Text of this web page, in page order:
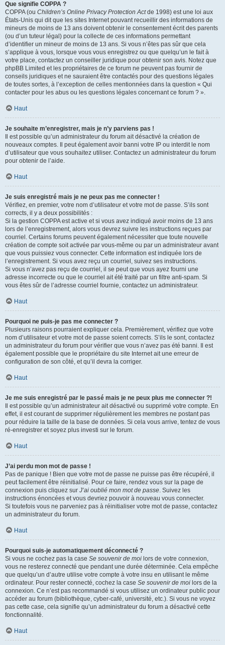
Que signifie COPPA ?
COPPA (ou Children’s Online Privacy Protection Actde 1998) est une loi aux
États-Unis qui dit que les sites Internet pouvant recueillir des informations de
mineurs de moins de 13 ans doivent obtenir le consentement écrit des parents
(ou d’un tuteur légal) pour la collecte de ces informations permettant
d’identifier un mineur de moins de 13 ans. Si vous n’êtes pas sûr que cela
s’applique à vous, lorsque vous vous enregistrez ou que quelqu’un le fait à
votre place, contactez un conseiller juridique pour obtenir son avis. Notez que
phpBB Limited et les propriétaires de ce forum ne peuvent pas fournir de
conseils juridiques et ne sauraient être contactés pour des questions légales
de toutes sortes, à l’exception de celles mentionnées dans la question « Qui
contacter pour les abus ou les questions légales concernant ce forum ? ».
Haut
Je souhaite m’enregistrer, mais je n’y parviens pas !
Il est possible qu’un administrateur du forum ait désactivé la création de
nouveaux comptes. Il peut également avoir banni votre IP ou interdit le nom
d’utilisateur que vous souhaitez utiliser. Contactez un administrateur du forum
pour obtenir de l’aide.
Haut
Je suis enregistré mais je ne peux pas me connecter !
Vérifiez, en premier, votre nom d’utilisateur et votre mot de passe. S’ils sont
corrects, il y a deux possibilités :
Si la gestion COPPA est active et si vous avez indiqué avoir moins de 13 ans
lors de l’enregistrement, alors vous devrez suivre les instructions reçues par
courriel. Certains forums peuvent également nécessiter que toute nouvelle
création de compte soit activée par vous-même ou par un administrateur avant
que vous puissiez vous connecter. Cette information est indiquée lors de
l’enregistrement. Si vous avez reçu un courriel, suivez ses instructions.
Si vous n’avez pas reçu de courriel, il se peut que vous ayez fourni une
adresse incorrecte ou que le courriel ait été traité par un filtre anti-spam. Si
vous êtes sûr de l’adresse courriel fournie, contactez un administrateur.
Haut
Pourquoi ne puis-je pas me connecter ?
Plusieurs raisons pourraient expliquer cela. Premièrement, vérifiez que votre
nom d’utilisateur et votre mot de passe soient corrects. S’ils le sont, contactez
un administrateur du forum pour vérifier que vous n’avez pas été banni. Il est
également possible que le propriétaire du site Internet ait une erreur de
configuration de son côté, et qu’il devra la corriger.
Haut
Je me suis enregistré par le passé mais je ne peux plus me connecter ?!
Il est possible qu’un administrateur ait désactivé ou supprimé votre compte. En
effet, il est courant de supprimer régulièrement les membres ne postant pas
pour réduire la taille de la base de données. Si cela vous arrive, tentez de vous
ré-enregistrer et soyez plus investi sur le forum.
Haut
J’ai perdu mon mot de passe !
Pas de panique ! Bien que votre mot de passe ne puisse pas être récupéré, il
peut facilement être réinitialisé. Pour ce faire, rendez vous sur la page de
connexion puis cliquez sur J’ai oublié mon mot de passe. Suivez les
instructions énoncées et vous devriez pouvoir à nouveau vous connecter.
Si toutefois vous ne parveniez pas à réinitialiser votre mot de passe, contactez
un administrateur du forum.
Haut
Pourquoi suis-je automatiquement déconnecté ?
Si vous ne cochez pas la case Se souvenir de moi lors de votre connexion,
vous ne resterez connecté que pendant une durée déterminée. Cela empêche
que quelqu’un d’autre utilise votre compte à votre insu en utilisant le même
ordinateur. Pour rester connecté, cochez la case Se souvenir de moi lors de la
connexion. Ce n’est pas recommandé si vous utilisez un ordinateur public pour
accéder au forum (bibliothèque, cyber-café, université, etc.). Si vous ne voyez
pas cette case, cela signifie qu’un administrateur du forum a désactivé cette
fonctionnalité.
Haut